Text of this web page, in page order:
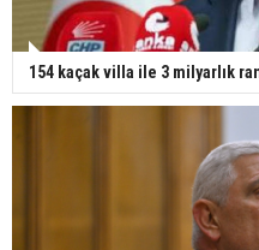
154 kaçak villa ile 3 milyarlık